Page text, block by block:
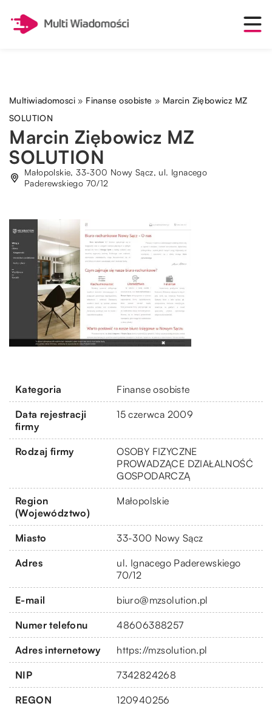
Multiwiadomosci » Finanse osobiste » Marcin Ziębowicz MZ
SOLUTION
Marcin Ziębowicz MZ
SOLUTION
Małopolskie, 33-300 Nowy Sącz, ul. Ignacego
Paderewskiego 70/12
Kategoria Finanse osobiste
Data rejestracji
firmy
15 czerwca 2009
Rodzaj firmy
OSOBY FIZYCZNE
PROWADZĄCE DZIAŁALNOŚĆ
GOSPODARCZĄ
Region
(Województwo)
Małopolskie
Miasto 33-300 Nowy Sącz
Adres
ul. Ignacego Paderewskiego
70/12
E-mail biuro@mzsolution.pl
Numer telefonu 48606388257
Adres internetowy https://mzsolution.pl
NIP 7342824268
REGON 120940256